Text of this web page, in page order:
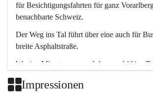
für Besichtigungsfahrten für ganz
benachbarte Schweiz.
Der Weg ins Tal führt über eine auch für
breite Asphaltstraße.
Wenige Minuten nur, und das geschäftige
Impressionen